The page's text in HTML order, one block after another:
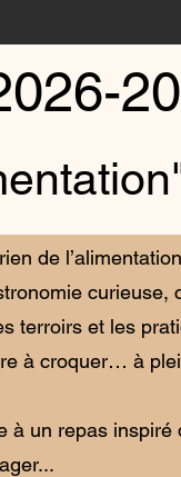
de
curieuse,
terroirs et les
à croquer… à
à un repas inspiré